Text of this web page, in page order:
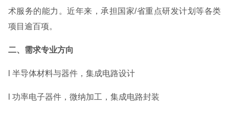
术服务的能力。近年来，承担国家/省重点研发计划等各类
项目逾百项。
二、需求专业方向
l 半导体材料与器件，集成电路设计
l 功率电子器件，微纳加工，集成电路封装